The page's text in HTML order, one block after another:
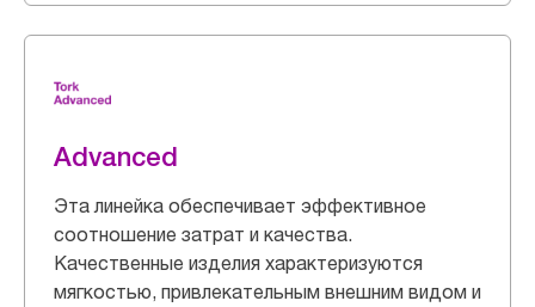
Advanced
Эта линейка обеспечивает эффективное
соотношение затрат и качества.
Качественные изделия характеризуются
мягкостью, привлекательным внешним видом и